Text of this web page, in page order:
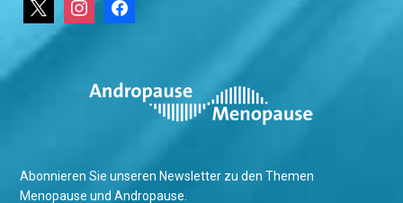
Abonnieren Sie unseren Newsletter zu den Themen
Menopause und Andropause.